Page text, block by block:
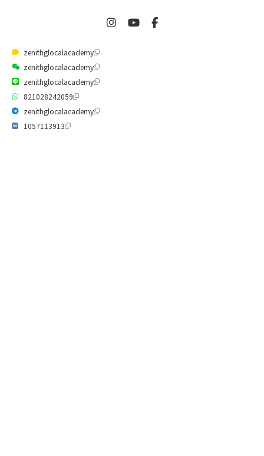
zenithglocalacademy
zenithglocalacademy
zenithglocalacademy
821028242059
zenithglocalacademy
1057113913